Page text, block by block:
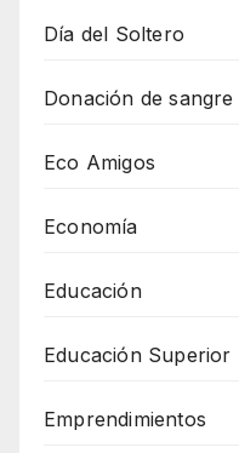
Día del Soltero
Donación de sangre
Eco Amigos
Economía
Educación
Educación Superior
Emprendimientos